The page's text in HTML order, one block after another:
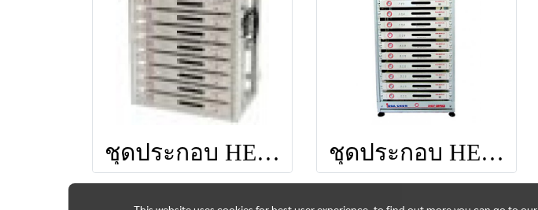
ชุดประกอบ HEAD END 10 CH(SMA-880 PLUS) ยี่ห้อ IDEASAT ชุดประกอบ HEAD END 14 CH (SMA-880 PLUS) ยี่ห้อ IDEASAT